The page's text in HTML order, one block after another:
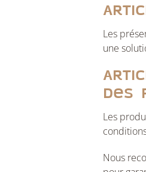
Les
une
des
Les
Nous